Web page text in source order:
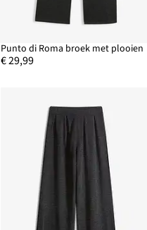
Punto di Roma broek met plooien
€ 29,99